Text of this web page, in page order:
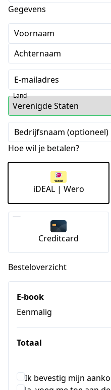
Gegevens
Voornaam
Achternaam
E-mailadres
Land
Bedrijfsnaam (optioneel)
Hoe wil je betalen?
iDEAL | Wero
Creditcard
Besteloverzicht
E-book
Eenmalig
Totaal
Ik bevestig mijn